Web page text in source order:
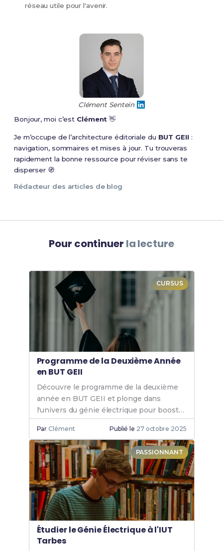
réseau utile pour l'avenir.
Clément Sentein
Bonjour, moi c’est Clément 👋
Je m’occupe de l’architecture éditoriale du BUT GEII:
navigation, sommaires et mises à jour. Tu trouveras
rapidement la bonne ressource pour réviser sans te
disperser 🧭
Rédacteur des articles de blog
Pour continuer la lecture
CURSUS
Programme de la Deuxième Année
en BUT GEII
Découvre le programme de la deuxième
année en BUT GEII et plonge dans
l'univers du génie électrique pour booster
tes compétences et ta carrière.
Par Clément Publié le 27 octobre 2025
PASSIONNANT
Étudier le Génie Électrique à l'IUT
Tarbes